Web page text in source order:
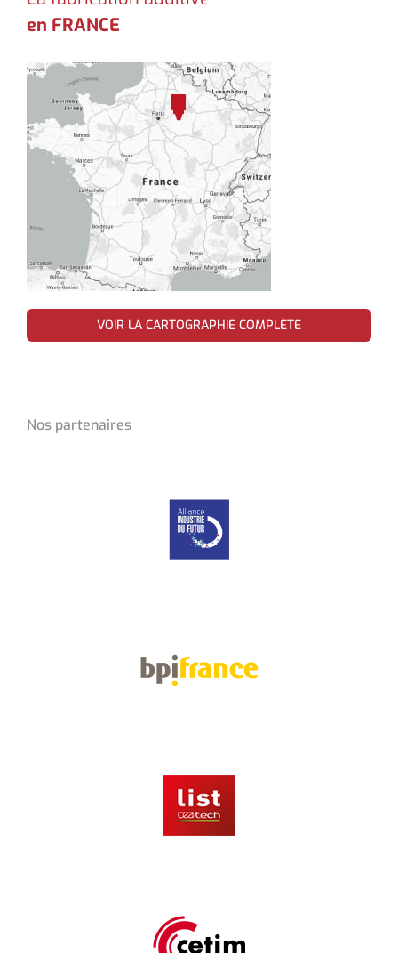
en FRANCE
VOIR LA CARTOGRAPHIE COMPLÈTE
Nos partenaires